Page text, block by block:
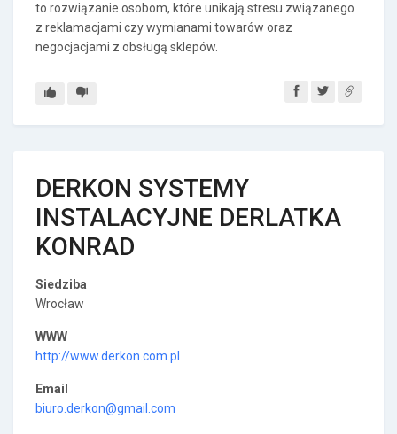
to rozwiązanie osobom, które unikają stresu związanego
z reklamacjami czy wymianami towarów oraz
negocjacjami z obsługą sklepów.
DERKON SYSTEMY
INSTALACYJNE DERLATKA
KONRAD
Siedziba
Wrocław
WWW
http://www.derkon.com.pl
Email
biuro.derkon@gmail.com